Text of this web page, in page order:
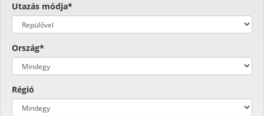
Utazás módja*
Ország*
Régió